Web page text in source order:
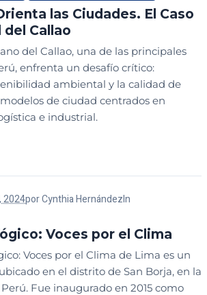
las Ciudades. El Caso
del Callao
del Callao, una de las principales
enfrenta un desafío crítico:
ambiental y la calidad de
de ciudad centrados en
e industrial.
2024porCynthia HernándezIn
Voces por el Clima
Voces por el Clima de Lima es un
en el distrito de San Borja, en la
Fue inaugurado en 2015 como